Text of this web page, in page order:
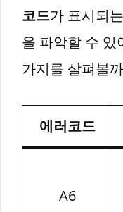
코드가 표시되
을 파악할 수 있
가지를 살펴볼
에러코드
A6